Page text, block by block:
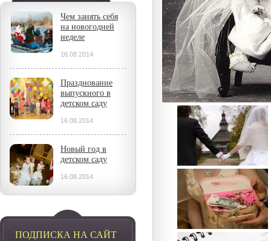
Чем занять себя
на новогодней
неделе
16.08.2014
Празднование
выпускного в
детском саду
16.08.2014
Новый год в
детском саду
16.08.2014
ПОДПИСКА НА САЙТ